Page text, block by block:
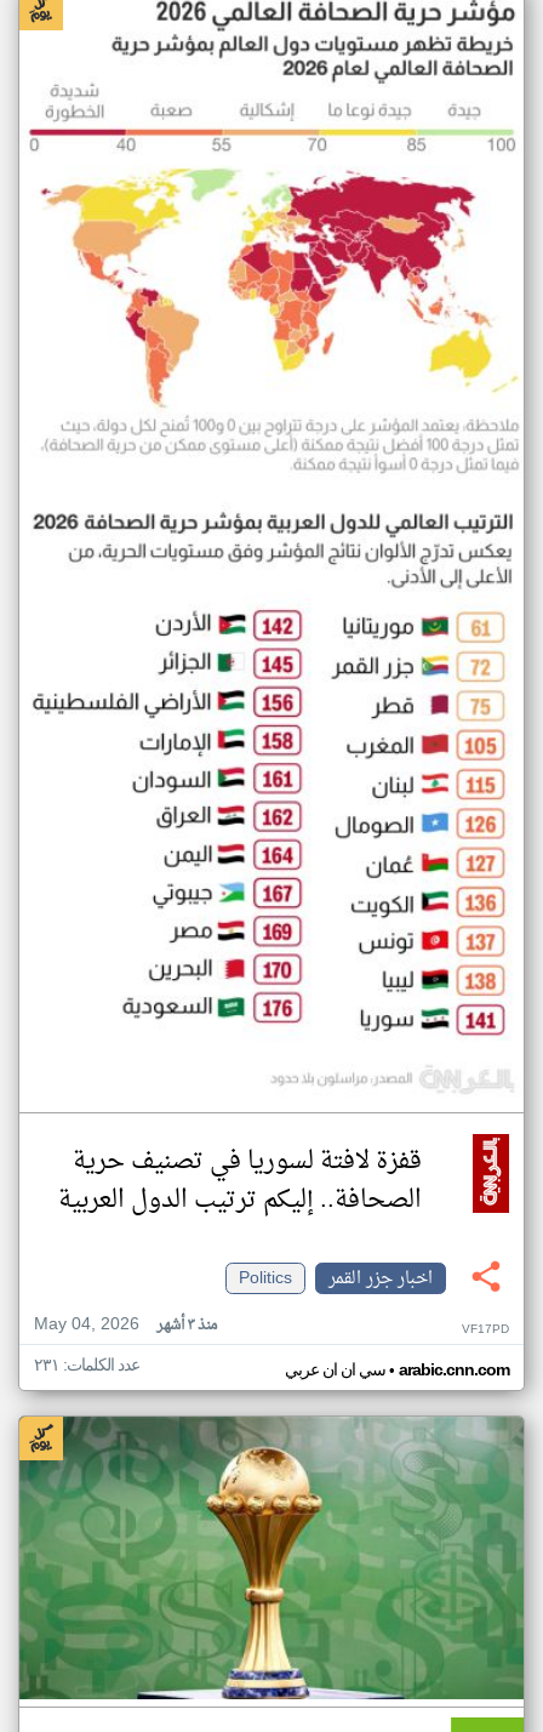
قفزة لافتة لسوريا في تصنيف حرية
الصحافة.. إليكم ترتيب الدول العربية
اخبار جزر القمر
Politics
May 04, 2026
منذ ٣ أشهر VF17PD
سي ان ان عربي• arabic.cnn.com عدد الكلمات: ٢٣١